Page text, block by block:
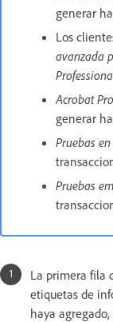
generar
Los
avanzada
Acrobat
generar
Pruebas
Pruebas
La primera fila
etiquetas de
haya